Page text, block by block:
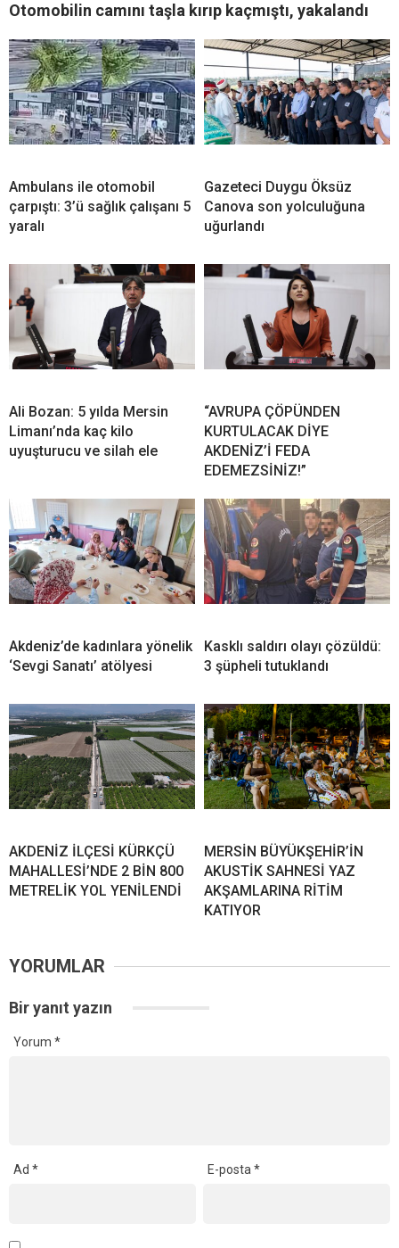
Otomobilin camını taşla kırıp kaçmıştı, yakalandı
Ambulans ile otomobil
çarpıştı: 3’ü sağlık çalışanı 5
yaralı
Gazeteci Duygu Öksüz
Canova son yolculuğuna
uğurlandı
Ali Bozan: 5 yılda Mersin
Limanı’nda kaç kilo
uyuşturucu ve silah ele
“AVRUPA ÇÖPÜNDEN
KURTULACAK DİYE
AKDENİZ’İ FEDA
EDEMEZSİNİZ!”
Akdeniz’de kadınlara yönelik
‘Sevgi Sanatı’ atölyesi
Kasklı saldırı olayı çözüldü:
3 şüpheli tutuklandı
AKDENİZ İLÇESİ KÜRKÇÜ
MAHALLESİ’NDE 2 BİN 800
METRELİK YOL YENİLENDİ
MERSİN BÜYÜKŞEHİR’İN
AKUSTİK SAHNESİ YAZ
AKŞAMLARINA RİTİM
KATIYOR
YORUMLAR
Bir yanıt yazın
Yorum *
Ad * E-posta*